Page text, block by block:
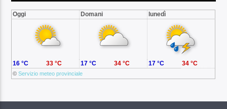
Oggi Domani lunedì
©Servizio meteo provinciale
16 °C 33 °C 17 °C 34 °C 17 °C 34 °C